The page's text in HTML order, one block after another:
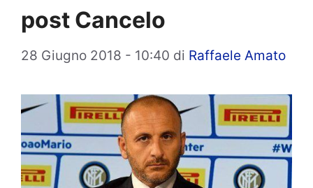
post Cancelo
28 Giugno 2018 - 10:40 di Raffaele Amato